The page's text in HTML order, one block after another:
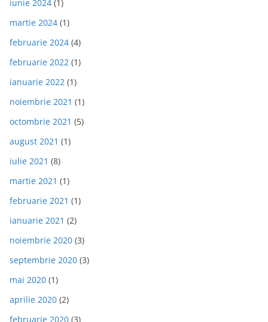
iunie 2024 (1)
martie 2024 (1)
februarie 2024 (4)
februarie 2022 (1)
ianuarie 2022 (1)
noiembrie 2021 (1)
octombrie 2021 (5)
august 2021 (1)
iulie 2021 (8)
martie 2021 (1)
februarie 2021 (1)
ianuarie 2021 (2)
noiembrie 2020 (3)
septembrie 2020 (3)
mai 2020 (1)
aprilie 2020 (2)
februarie 2020 (3)